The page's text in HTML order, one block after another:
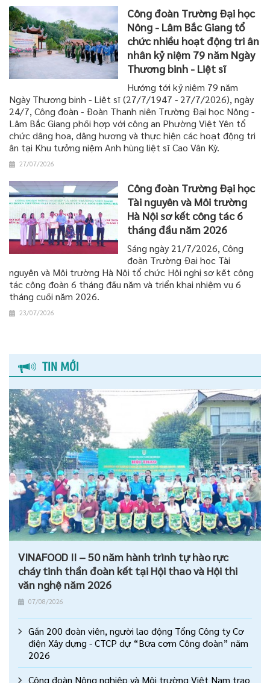
Công đoàn Trường Đại học
Nông - Lâm Bắc Giang tổ
chức nhiều hoạt động tri ân
nhân kỷ niệm 79 năm Ngày
Thương binh - Liệt sĩ
Hướng tới kỷ niệm 79 năm
Ngày Thương binh - Liệt sĩ (27/7/1947 - 27/7/2026), ngày
24/7, Công đoàn - Đoàn Thanh niên Trường Đại học Nông -
Lâm Bắc Giang phối hợp với công an Phường Việt Yên tổ
chức dâng hoa, dâng hương và thực hiện các hoạt động tri
ân tại Khu tưởng niệm Anh hùng liệt sĩ Cao Vân Kỳ.
27/07/2026
Công đoàn Trường Đại học
Tài nguyên và Môi trường
Hà Nội sơ kết công tác 6
tháng đầu năm 2026
Sáng ngày 21/7/2026, Công
đoàn Trường Đại học Tài
nguyên và Môi trường Hà Nội tổ chức Hội nghị sơ kết công
tác công đoàn 6 tháng đầu năm và triển khai nhiệm vụ 6
tháng cuối năm 2026.
23/07/2026
TIN MỚI
VINAFOOD II – 50 năm hành trình tự hào rực
cháy tinh thần đoàn kết tại Hội thao và Hội thi
văn nghệ năm 2026
07/08/2026
Gần 200 đoàn viên, người lao động Tổng Công ty Cơ
điện Xây dựng - CTCP dự “Bữa cơm Công đoàn” năm
2026
Công đoàn Nông nghiệp và Môi trường Việt Nam trao